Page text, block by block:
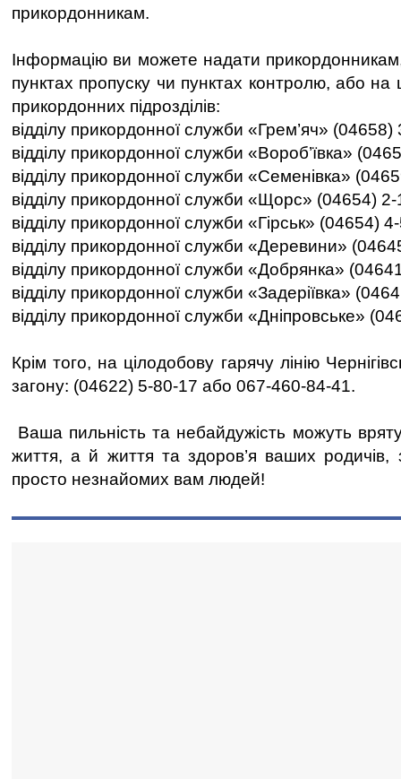
прикордонникам.
Інформацію ви можете надати
пунктах пропуску чи пунктах контролю, або на
прикордонних підрозділів:
відділу прикордонної служби «Грем’яч» (04658)
відділу прикордонної служби «Вороб’ївка»
відділу прикордонної служби «Семенівка»
відділу прикордонної служби «Щорс» (04654)
відділу прикордонної служби «Гірськ» (04654)
відділу прикордонної служби «Деревини»
відділу прикордонної служби «Добрянка»
відділу прикордонної служби «Задеріївка»
відділу прикордонної служби «Дніпровське»
Крім того, на цілодобову гарячу лінію
загону: (04622) 5-80-17 або 067-460-84-41.
Ваша пильність та небайдужість можуть
життя, а й життя та здоров’я ваших родичів,
просто незнайомих вам людей!